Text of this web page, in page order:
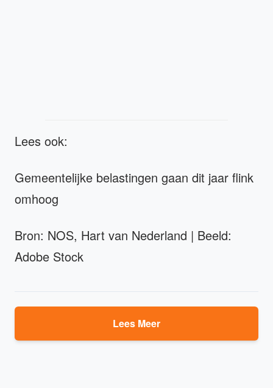
Lees ook:
Gemeentelijke belastingen gaan dit jaar flink
omhoog
Bron: NOS, Hart van Nederland | Beeld:
Adobe Stock
Lees Meer